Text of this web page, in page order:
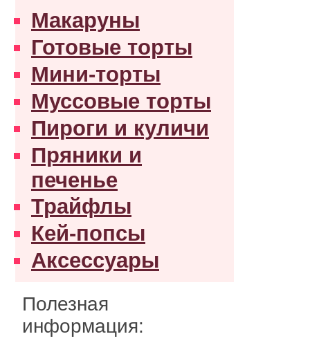
Макаруны
Готовые торты
Мини-торты
Муссовые торты
Пироги и куличи
Пряники и
печенье
Трайфлы
Кей-попсы
Аксессуары
Полезная
информация: